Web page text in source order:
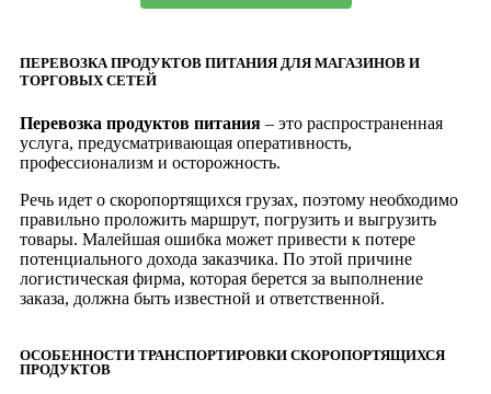
ПЕРЕВОЗКА ПРОДУКТОВ ПИТАНИЯ ДЛЯ МАГАЗИНОВ И
ТОРГОВЫХ СЕТЕЙ
Перевозка продуктов питания – это распространенная
услуга, предусматривающая оперативность,
профессионализм и осторожность.
Речь идет о скоропортящихся грузах, поэтому необходимо
правильно проложить маршрут, погрузить и выгрузить
товары. Малейшая ошибка может привести к потере
потенциального дохода заказчика. По этой причине
логистическая фирма, которая берется за выполнение
заказа, должна быть известной и ответственной.
ОСОБЕННОСТИ ТРАНСПОРТИРОВКИ СКОРОПОРТЯЩИХСЯ
ПРОДУКТОВ